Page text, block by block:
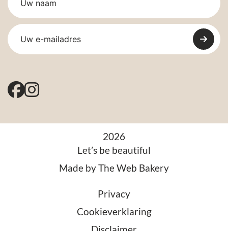
2026
Let’s be beautiful
Made byThe Web Bakery
Privacy
Cookieverklaring